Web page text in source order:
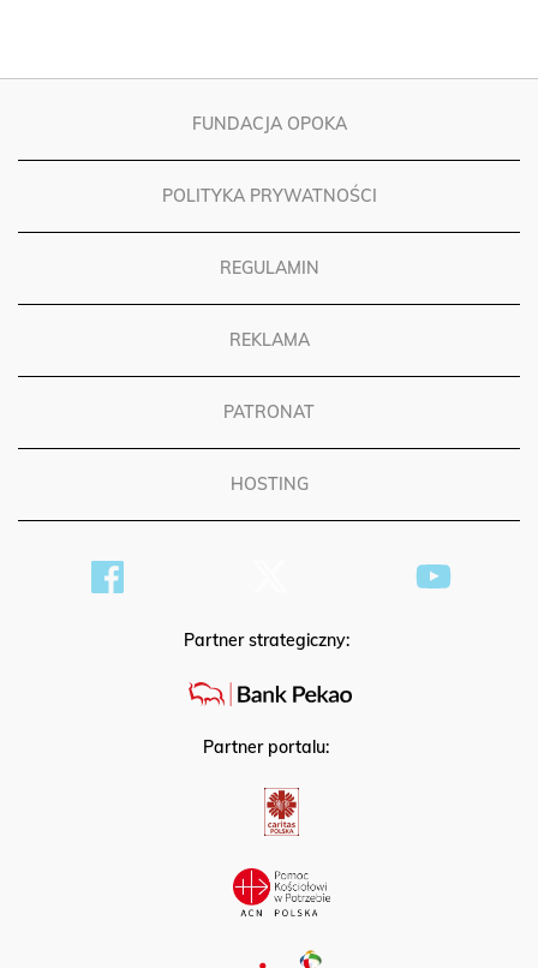
FUNDACJA OPOKA
POLITYKA PRYWATNOŚCI
REGULAMIN
REKLAMA
PATRONAT
HOSTING
Partner strategiczny:
Partner portalu: